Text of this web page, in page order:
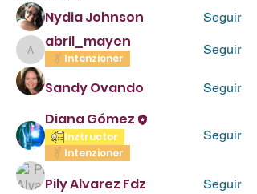
Nydia Johnson
Seguir
abril_mayen
abril_mayen
Intenzioner
Seguir
Sandy Ovando Seguir
Diana Gómez
Inztructor
Intenzioner
Seguir
Pily Alvarez Fdz Seguir